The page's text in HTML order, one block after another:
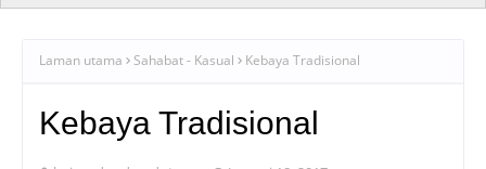
Laman utama Sahabat - Kasual Kebaya Tradisional
Kebaya Tradisional